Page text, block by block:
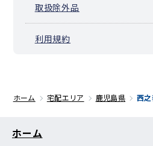
取扱除外品
利用規約
ホーム 宅配エリア 鹿児島県 西
ホーム